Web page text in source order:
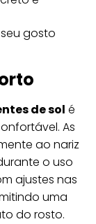
gosto
de sol é
As
ao nariz
o uso
ajustes nas
uma
do rosto.